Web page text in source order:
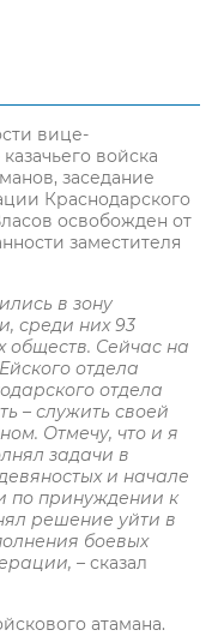
вице-
войска
заседание
Краснодарского
освобожден от
заместителя
в зону
среди них 93
Сейчас на
отдела
отдела
– служить своей
Отмечу, что и я
задачи в
и начале
по принуждении к
решение уйти в
боевых
– сказал
атамана.